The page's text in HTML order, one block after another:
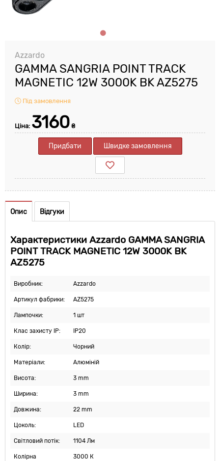
Azzardo
GAMMA SANGRIA POINT TRACK
MAGNETIC 12W 3000K BK AZ5275
Під замовлення
Ціна: 3160 ₴
Придбати Швидке замовлення
Опис Відгуки
Характеристики Azzardo GAMMA SANGRIA
POINT TRACK MAGNETIC 12W 3000K BK
AZ5275
Виробник: Azzardo
Артикул фабрики: AZ5275
Лампочки: 1 шт
Клас захисту IP: IP20
Колір: Чорний
Матеріали: Алюміній
Висота: 3 mm
Ширина: 3 mm
Довжина: 22 mm
Цоколь: LED
Світловий потік: 1104 Лм
Колірна
3000 К